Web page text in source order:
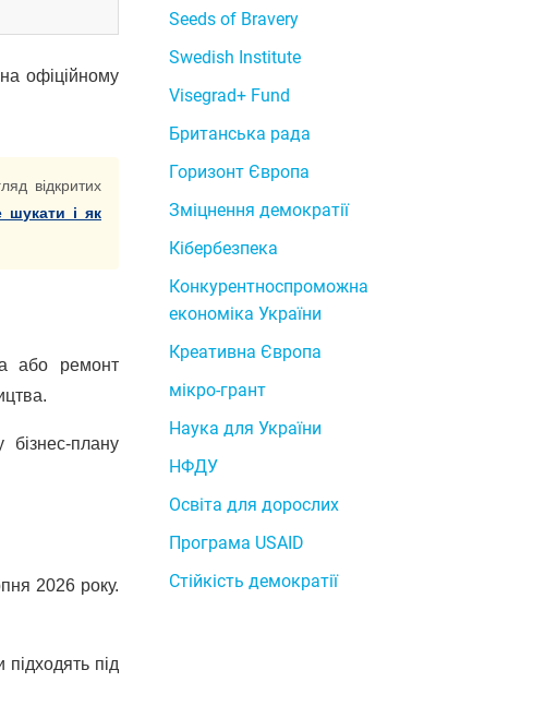
офіційному
відкритих
шукати і як
або ремонт
плану
2026 року.
під
Seeds of Bravery
Swedish Institute
Visegrad+ Fund
Британська рада
Горизонт Європа
Зміцнення демократії
Кібербезпека
Конкурентноспроможна
економіка України
Креативна Європа
мікро-грант
Наука для України
НФДУ
Освіта для дорослих
Програма USAID
Стійкість демократії